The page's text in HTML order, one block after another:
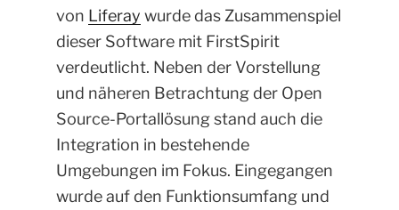
von Liferay wurde das Zusammenspiel
dieser Software mit FirstSpirit
verdeutlicht. Neben der Vorstellung
und näheren Betrachtung der Open
Source-Portallösung stand auch die
Integration in bestehende
Umgebungen im Fokus. Eingegangen
wurde auf den Funktionsumfang und